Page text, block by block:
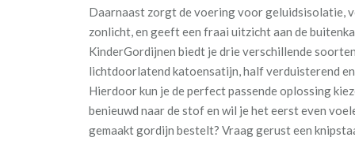
Daarnaast zorgt de voering voor geluidsisolatie,
zonlicht, en geeft een fraai uitzicht aan de
KinderGordijnen biedt je drie verschillende
lichtdoorlatend katoensatijn, half verduisterend
Hierdoor kun je de perfect passende oplossing
benieuwd naar de stof en wil je het eerst even
gemaakt gordijn bestelt? Vraag gerust een